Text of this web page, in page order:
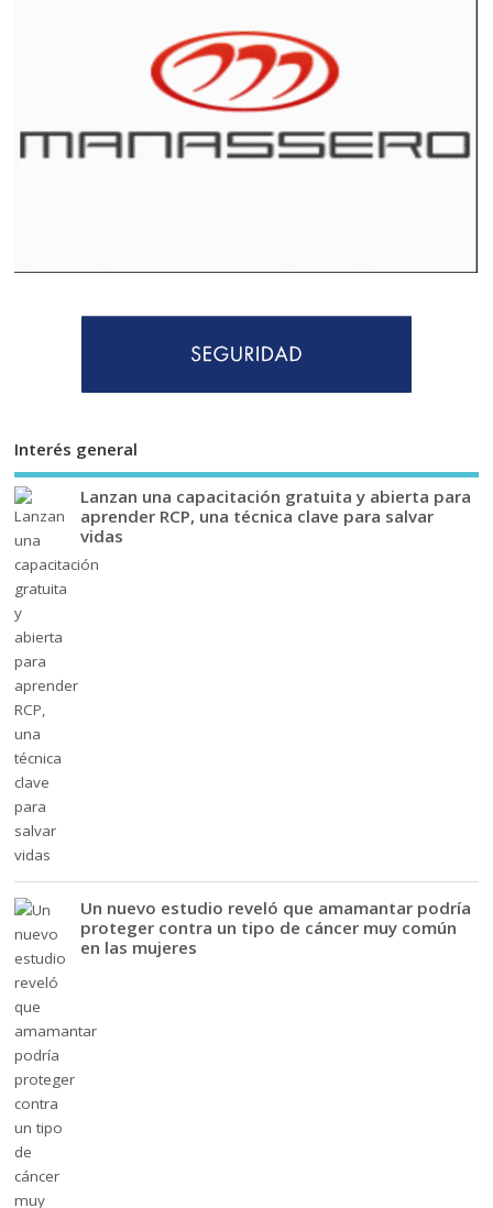
Interés general
Lanzan una capacitación gratuita y abierta para
aprender RCP, una técnica clave para salvar
vidas
Un nuevo estudio reveló que amamantar podría
proteger contra un tipo de cáncer muy común
en las mujeres